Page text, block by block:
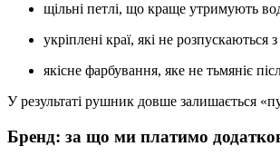
щільні петлі, що краще утримують
укріплені краї, які не розпускаються
якісне фарбування, яке не тьмяніє
У результаті рушник довше залишається
Бренд: за що ми платимо